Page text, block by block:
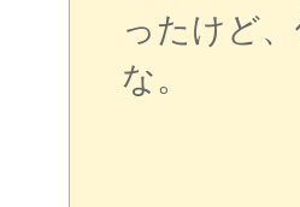
ったけど
な。